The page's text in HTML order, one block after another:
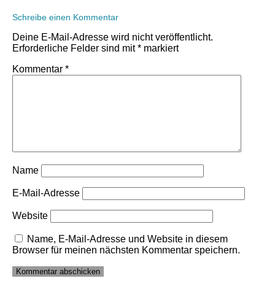
Schreibe einen Kommentar
Deine E-Mail-Adresse wird nicht veröffentlicht.
Erforderliche Felder sind mit* markiert
Kommentar *
Name
E-Mail-Adresse
Website
Name, E-Mail-Adresse und Website in diesem
Browser für meinen nächsten Kommentar speichern.